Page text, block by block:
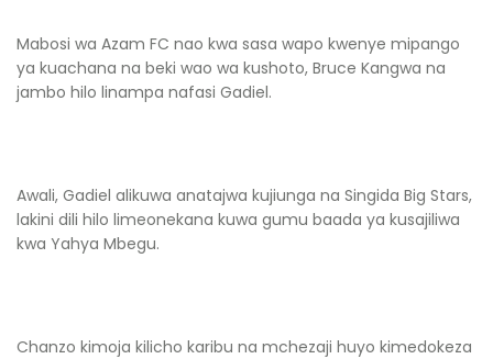
Mabosi wa Azam FC nao kwa sasa wapo kwenye mipango
ya kuachana na beki wao wa kushoto, Bruce Kangwa na
jambo hilo linampa nafasi Gadiel.
Awali, Gadiel alikuwa anatajwa kujiunga na Singida Big Stars,
lakini dili hilo limeonekana kuwa gumu baada ya kusajiliwa
kwa Yahya Mbegu.
Chanzo kimoja kilicho karibu na mchezaji huyo kimedokeza